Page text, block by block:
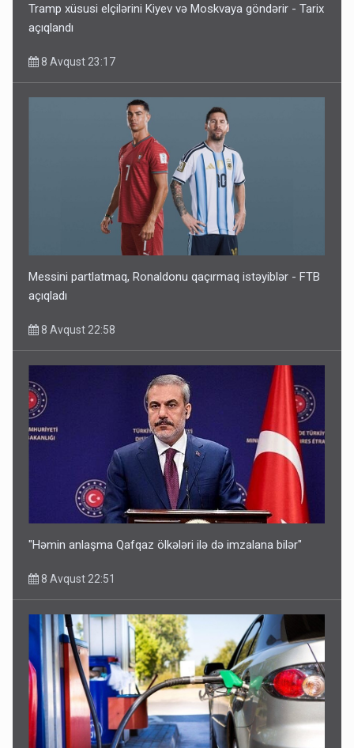
Tramp xüsusi elçilərini Kiyev və Moskvaya göndərir - Tarix
açıqlandı
8 Avqust 23:17
Messini partlatmaq, Ronaldonu qaçırmaq istəyiblər - FTB
açıqladı
8 Avqust 22:58
"Həmin anlaşma Qafqaz ölkələri ilə də imzalana bilər"
8 Avqust 22:51